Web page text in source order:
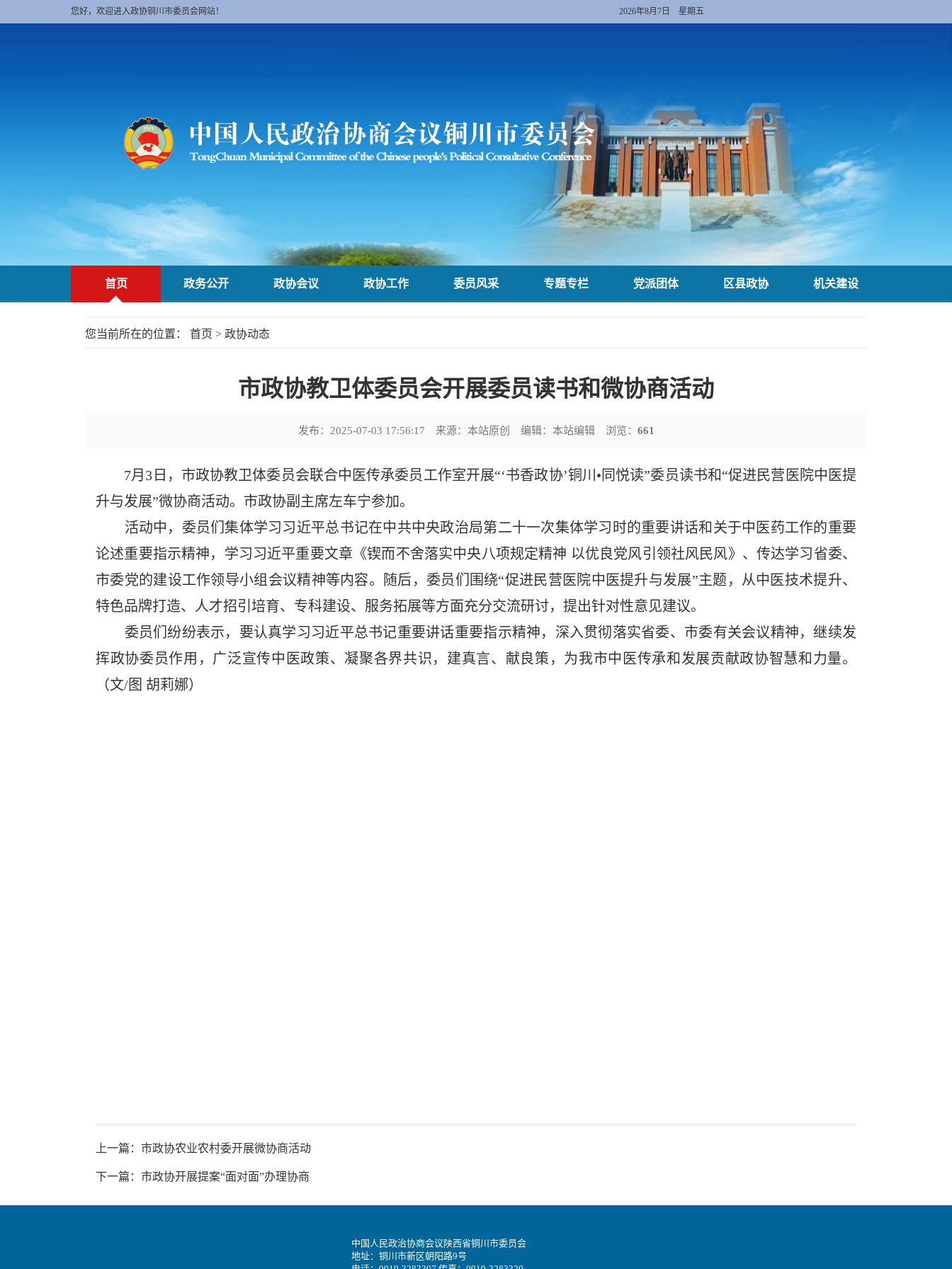
您好，欢迎进入政协铜川市委员会网站！ 2026年8月7日 星期五
首页 政务公开 政协会议 政协工作 委员风采 专题专栏 党派团体 区县政协 机关建设
您当前所在的位置： 首页 > 政协动态
市政协教卫体委员会开展委员读书和微协商活动
发布： 2025-07-03 17:56:17 来源：本站原创 编辑：本站编辑 浏览： 661
7月3日，市政协教卫体委员会联合中医传承委员工作室开展“‘书香政协’铜川•同悦读”委员读书和“促进民营医院中医提
升与发展”微协商活动。市政协副主席左车宁参加。
活动中，委员们集体学习习近平总书记在中共中央政治局第二十一次集体学习时的重要讲话和关于中医药工作的重要
论述重要指示精神，学习习近平重要文章《锲而不舍落实中央八项规定精神 以优良党风引领社风民风》、传达学习省委、
市委党的建设工作领导小组会议精神等内容。随后，委员们围绕“促进民营医院中医提升与发展”主题，从中医技术提升、
特色品牌打造、人才招引培育、专科建设、服务拓展等方面充分交流研讨，提出针对性意见建议。
委员们纷纷表示，要认真学习习近平总书记重要讲话重要指示精神，深入贯彻落实省委、市委有关会议精神，继续发
挥政协委员作用，广泛宣传中医政策、凝聚各界共识，建真言、献良策，为我市中医传承和发展贡献政协智慧和力量。
（文/图 胡莉娜）
上一篇： 市政协农业农村委开展微协商活动
下一篇： 市政协开展提案“面对面”办理协商
中国人民政治协商会议陕西省铜川市委员会
地址：铜川市新区朝阳路9号